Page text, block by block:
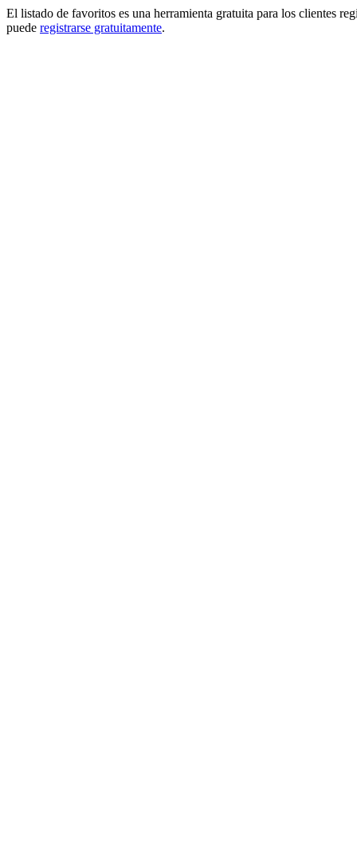
El listado de favoritos es una herramienta gratuita para los clientes
puede registrarse gratuitamente.